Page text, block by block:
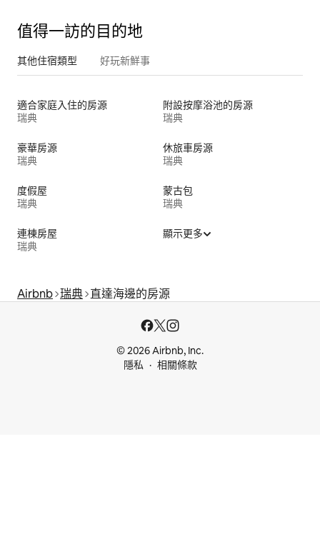
值得一訪的目的地
其他住宿類型 好玩新鮮事
適合家庭入住的房源
瑞典
附設按摩浴池的房源
瑞典
豪華房源
瑞典
休旅車房源
瑞典
度假屋
瑞典
蒙古包
瑞典
連棟房屋
瑞典
顯示更多
Airbnb 瑞典 直達海邊的房源
© 2026 Airbnb, Inc.
隱私
相關條款